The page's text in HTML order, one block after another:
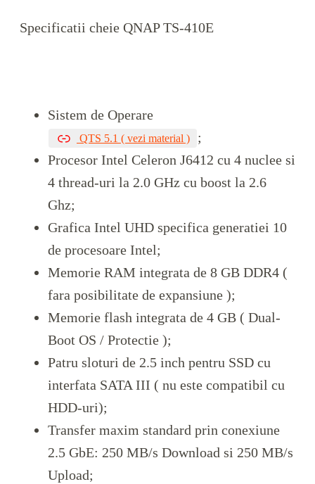
Specificatii cheie QNAP TS-410E
Sistem de Operare
QTS 5.1 ( vezi material )
;
Procesor Intel Celeron J6412 cu 4 nuclee si
4 thread-uri la 2.0 GHz cu boost la 2.6
Ghz;
Grafica Intel UHD specifica generatiei 10
de procesoare Intel;
Memorie RAM integrata de 8 GB DDR4 (
fara posibilitate de expansiune );
Memorie flash integrata de 4 GB ( Dual-
Boot OS / Protectie );
Patru sloturi de 2.5 inch pentru SSD cu
interfata SATA III ( nu este compatibil cu
HDD-uri);
Transfer maxim standard prin conexiune
2.5 GbE: 250 MB/s Download si 250 MB/s
Upload;